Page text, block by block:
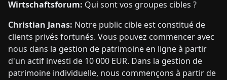
Wirtschaftsforum: Qui sont vos groupes cibles ?
Christian Janas: Notre public cible est constitué de
clients privés fortunés. Vous pouvez commencer avec
nous dans la gestion de patrimoine en ligne à partir
d'un actif investi de 10 000 EUR. Dans la gestion de
patrimoine individuelle, nous commençons à partir de